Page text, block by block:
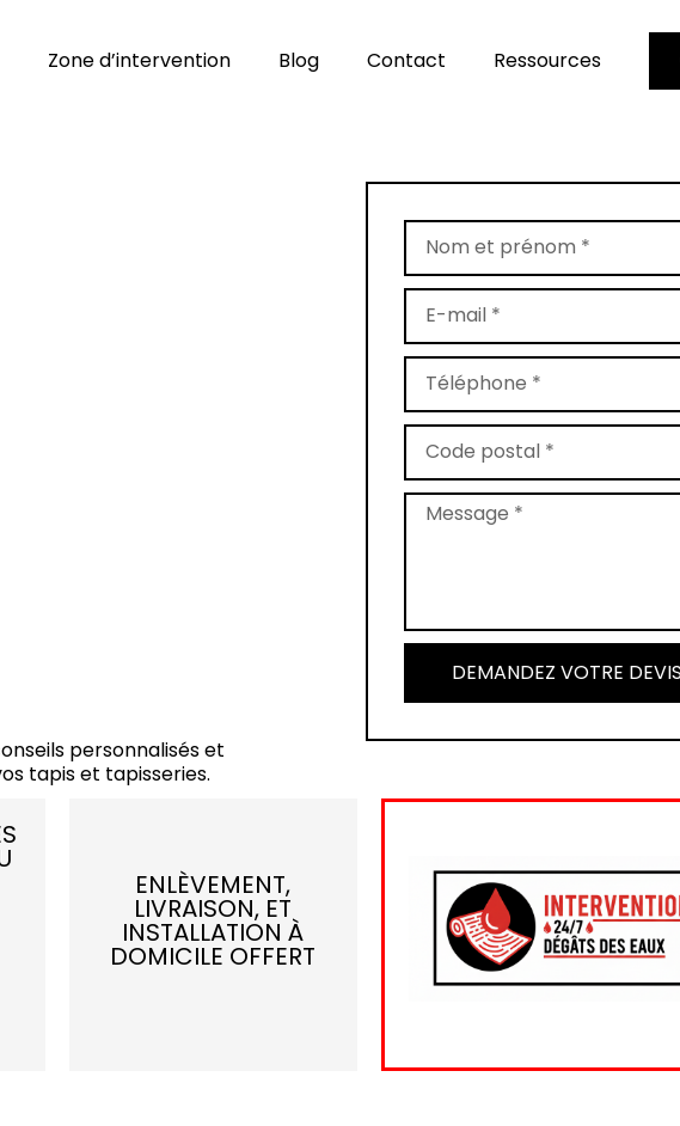
Zone d’intervention Blog Contact Ressources
DEMANDEZ VOTRE
personnalisés et
tapis et tapisseries.
ENLÈVEMENT,
LIVRAISON, ET
INSTALLATION À
DOMICILE OFFERT